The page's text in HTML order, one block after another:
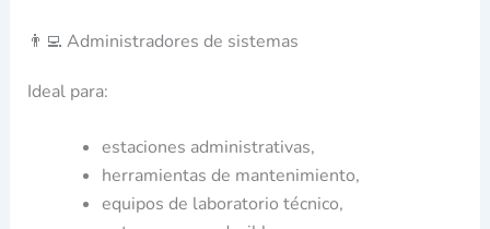
👨‍💻 Administradores de sistemas
Ideal para:
estaciones administrativas,
herramientas de mantenimiento,
equipos de laboratorio técnico,